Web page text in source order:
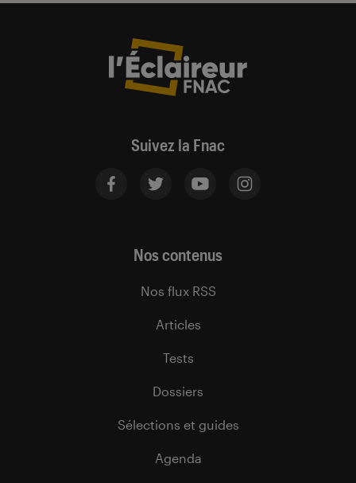
Suivez la Fnac
Nos contenus
Nos flux RSS
Articles
Tests
Dossiers
Sélections et guides
Agenda